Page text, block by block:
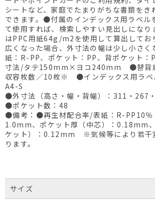
シートなど、家庭でたまりがちな書類をき
できます。●付属のインデックス用ラベル
て使用すれば、検索しやすい見出しにな
はPPC用紙64g/m2を使用して算出して
広くなった場合、外寸法の幅は少し小さ
紙：R-PP、ポケット：PP、背ポケット
寸法/タテ150mm×ヨコ240mm ●替背
収容枚数／10枚※ ●インデックス用ラベ
A4-S
●外寸法（高さ・幅・背幅）：311・267
●ポケット数：48
●備考：●再生材配合率/表紙：R-PP10
1.0mm、ポケット厚（中芯）：0.18mm
ケット）：0.12mm ※気候等により若干
ります。
サイズ